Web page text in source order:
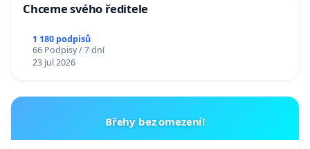
Chceme svého ředitele
1 180 podpisů
66 Podpisy / 7 dní
23 Jul 2026
Břehy bez omezení!